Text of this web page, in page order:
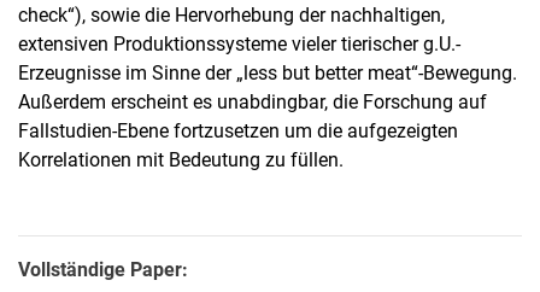
check“), sowie die Hervorhebung der nachhaltigen,
extensiven Produktionssysteme vieler tierischer g.U.-
Erzeugnisse im Sinne der „less but better meat“-Bewegung.
Außerdem erscheint es unabdingbar, die Forschung auf
Fallstudien-Ebene fortzusetzen um die aufgezeigten
Korrelationen mit Bedeutung zu füllen.
Vollständige Paper: